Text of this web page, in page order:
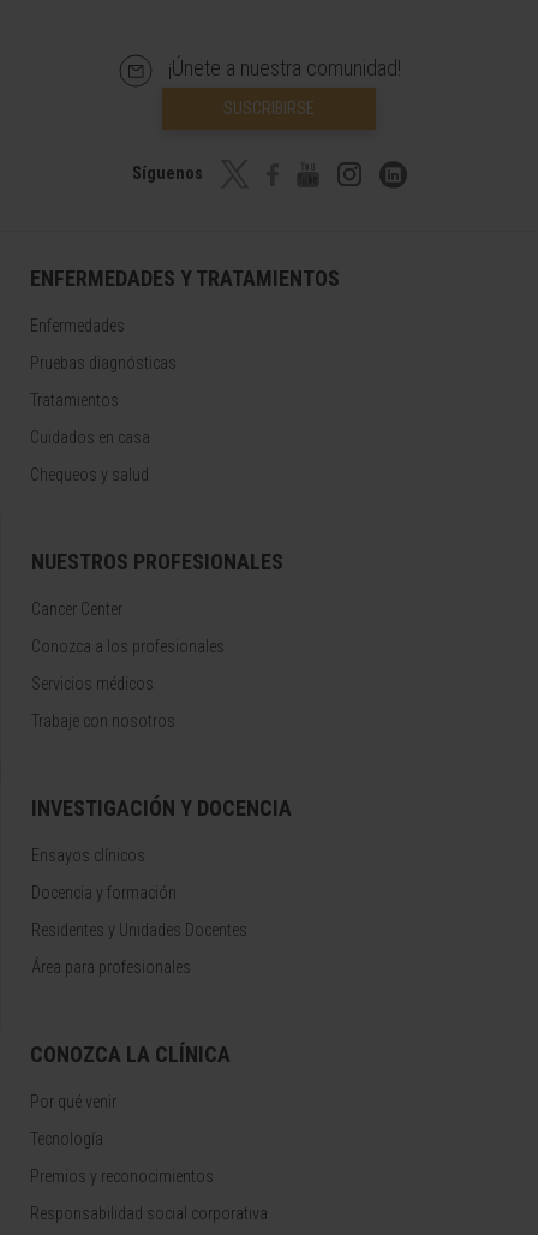
¡Únete a nuestra comunidad!
SUSCRIBIRSE
Síguenos
ENFERMEDADES Y TRATAMIENTOS
Enfermedades
Pruebas diagnósticas
Tratamientos
Cuidados en casa
Chequeos y salud
NUESTROS PROFESIONALES
Cancer Center
Conozca a los profesionales
Servicios médicos
Trabaje con nosotros
INVESTIGACIÓN Y DOCENCIA
Ensayos clínicos
Docencia y formación
Residentes y Unidades Docentes
Área para profesionales
CONOZCA LA CLÍNICA
Por qué venir
Tecnología
Premios y reconocimientos
Responsabilidad social corporativa